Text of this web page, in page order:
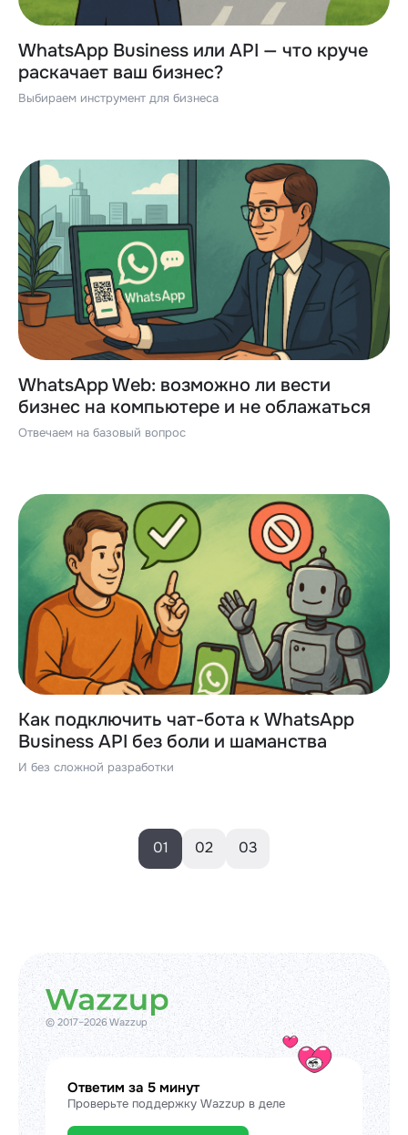
WhatsApp Business или API — что круче
раскачает ваш бизнес?
Выбираем инструмент для бизнеса
WhatsApp Web: возможно ли вести
бизнес на компьютере и не облажаться
Отвечаем на базовый вопрос
Как подключить чат-бота к WhatsApp
Business API без боли и шаманства
И без сложной разработки
01 02 03
© 2017–2026 Wazzup
Ответим за 5 минут
Проверьте поддержку Wazzup в деле